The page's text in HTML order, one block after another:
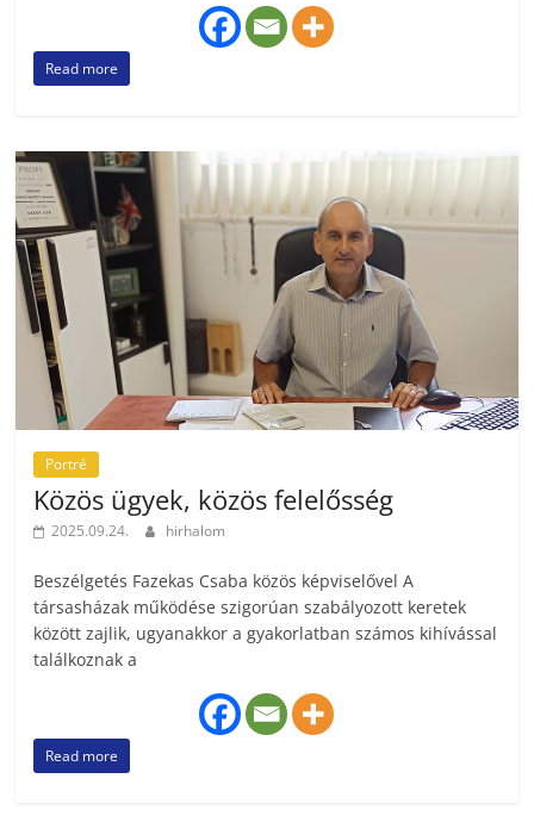
Read more
Portré
Közös ügyek, közös felelősség
2025.09.24. hirhalom
Beszélgetés Fazekas Csaba közös képviselővel A
társasházak működése szigorúan szabályozott keretek
között zajlik, ugyanakkor a gyakorlatban számos kihívással
találkoznak a
Read more